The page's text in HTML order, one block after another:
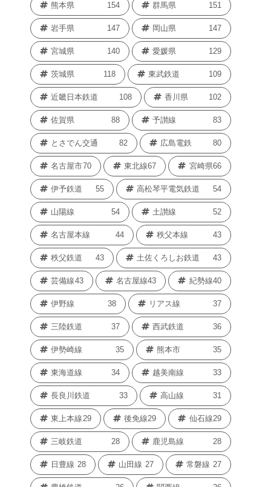
熊本県 154 群馬県 151
岩手県 147 岡山県 147
宮城県 140 愛媛県 129
茨城県 118 東武鉄道 109
近畿日本鉄道 108 香川県 102
佐賀県 88 予讃線 83
とさでん交通 82 広島電鉄 80
名古屋市70 東北線67 宮崎県66
伊予鉄道 55 高松琴平電気鉄道 54
山陽線 54 土讃線 52
名古屋本線 44 秩父本線 43
秩父鉄道 43 土佐くろしお鉄道 43
芸備線43 名古屋線43 紀勢線40
伊野線 38 リアス線 37
三陸鉄道 37 西武鉄道 36
伊勢崎線 35 熊本市 35
東海道線 34 越美南線 33
長良川鉄道 33 高山線 31
東上本線29 後免線29 仙石線29
三岐鉄道 28 鹿児島線 28
日豊線 28 山田線 27 常磐線 27